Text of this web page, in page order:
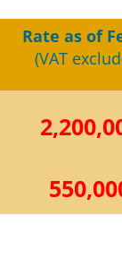
Rate as of
(VAT